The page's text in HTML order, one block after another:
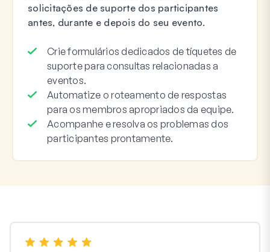
solicitações de suporte dos participantes
antes, durante e depois do seu evento.
Crie formulários dedicados de tíquetes de
suporte para consultas relacionadas a
eventos.
Automatize o roteamento de respostas
para os membros apropriados da equipe.
Acompanhe e resolva os problemas dos
participantes prontamente.